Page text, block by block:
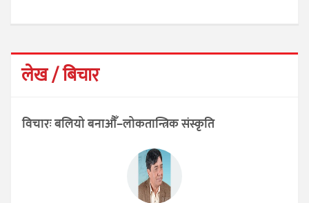
लेख / बिचार
विचारः बलियो बनाऔँ–लोकतान्त्रिक संस्कृति